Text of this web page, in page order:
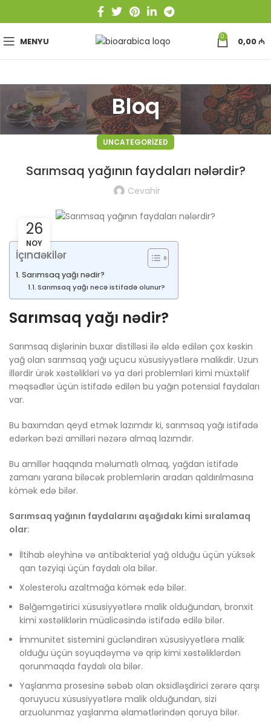
MENYU 0 0,00₼
Bloq
UNCATEGORIZED
Sarımsaq yağının faydaları nələrdir?
Cevahir
26
NOY
İçindəkilər
Sarımsaq yağı nədir?
Sarımsaq yağı necə istifadə olunur?
Sarımsaq yağı nədir?
Sarımsaq dişlərinin buxar distilləsi ilə əldə edilən çox kəskin
yağ olan sarımsaq yağı uçucu xüsusiyyətlərə malikdir. Uzun
illərdir ürək xəstəlikləri və ya dəri problemləri kimi müxtəlif
məqsədlər üçün istifadə edilən bu yağın potensial faydaları
var.
Bu baxımdan qeyd etmək lazımdır ki, sarımsaq yağı istifadə
edərkən bəzi amilləri nəzərə almaq lazımdır.
Bu amillər haqqında məlumatlı olmaq, yağdan istifadə
zamanı yarana biləcək problemlərin aradan qaldırılmasına
kömək edə bilər.
Sarımsaq yağının faydalarını aşağıdakı kimi sıralamaq
olar:
İltihab əleyhinə və antibakterial yağ olduğu üçün yüksək
qan təzyiqi üçün faydalı ola bilər.
Xolesterolu azaltmağa kömək edə bilər.
Bəlğəmgətirici xüsusiyyətlərə malik olduğundan, bronxit
kimi xəstəliklərin müalicəsində istifadə edilə bilər.
İmmunitet sistemini gücləndirən xüsusiyyətlərə malik
olduğu üçün soyuqdəymə və qrip kimi xəstəliklərdən
qorunmaqda faydalı ola bilər.
Yaşlanma prosesinə səbəb olan oksidləşdirici zərərə qarşı
qoruyucu xüsusiyyətlərə malik olduğundan, sizi
arzuolunmaz yaşlanma əlamətlərindən qoruya bilər.